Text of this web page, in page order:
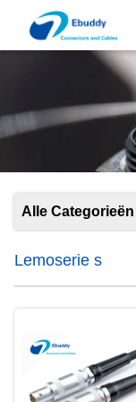
Alle Categorieën
Lemoserie s